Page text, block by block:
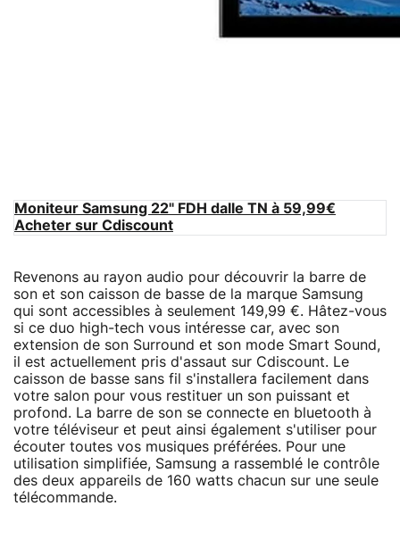
Moniteur Samsung 22" FDH dalle TN à 59,99€
Acheter sur Cdiscount
Revenons au rayon audio pour découvrir la barre de
son et son caisson de basse de la marque Samsung
qui sont accessibles à seulement 149,99 €. Hâtez-vous
si ce duo high-tech vous intéresse car, avec son
extension de son Surround et son mode Smart Sound,
il est actuellement pris d'assaut sur Cdiscount. Le
caisson de basse sans fil s'installera facilement dans
votre salon pour vous restituer un son puissant et
profond. La barre de son se connecte en bluetooth à
votre téléviseur et peut ainsi également s'utiliser pour
écouter toutes vos musiques préférées. Pour une
utilisation simplifiée, Samsung a rassemblé le contrôle
des deux appareils de 160 watts chacun sur une seule
télécommande.